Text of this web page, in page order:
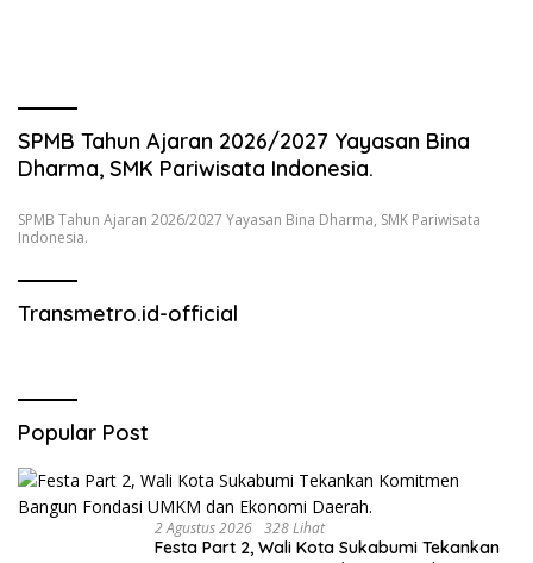
SPMB Tahun Ajaran 2026/2027 Yayasan Bina
Dharma, SMK Pariwisata Indonesia.
SPMB Tahun Ajaran 2026/2027 Yayasan Bina Dharma, SMK Pariwisata
Indonesia.
Transmetro.id-official
Popular Post
2 Agustus 2026 328 Lihat
Festa Part 2, Wali Kota Sukabumi Tekankan